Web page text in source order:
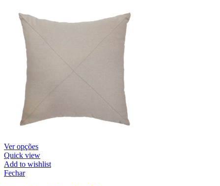
Ver opções
Quick view
Add to wishlist
Fechar